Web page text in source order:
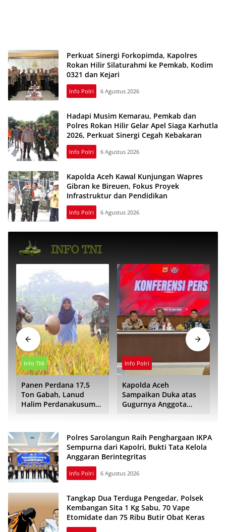
Perkuat Sinergi Forkopimda, Kapolres
Rokan Hilir Silaturahmi ke Pemkab, Kodim
0321 dan Kejari
Info Polri 6 Agustus 2026
Hadapi Musim Kemarau, Pemkab dan
Polres Rokan Hilir Gelar Apel Siaga Karhutla
2026, Perkuat Sinergi Cegah Kebakaran
Info Polri 6 Agustus 2026
Kapolda Aceh Kawal Kunjungan Wapres
Gibran ke Bireuen, Fokus Proyek
Infrastruktur dan Pendidikan
Info Polri 6 Agustus 2026
Info TNI
Panen Perdana 17,5
Ton Gabah, Lanud
Halim Perdanakusuma
Info Polri
Kapolda Aceh
Sampaikan Duka atas
Gugurnya Anggota
Narkoba
Polres Sarolangun Raih Penghargaan IKPA
Sempurna dari Kapolri, Bukti Tata Kelola
Anggaran Berintegritas
Info Polri 6 Agustus 2026
Tangkap Dua Terduga Pengedar, Polsek
Kembangan Sita 1 Kg Sabu, 70 Vape
Etomidate dan 75 Ribu Butir Obat Keras